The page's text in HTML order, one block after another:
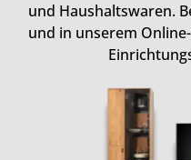
und Haushaltswaren.
und in unserem
Kategoriegalerie